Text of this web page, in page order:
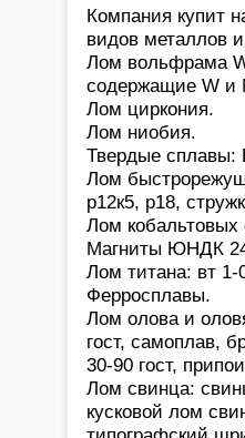
Компания купит
видов металлов
Лом вольфрама
содержащие W и
Лом циркония.
Лом ниобия.
Твердые
Лом
р12к5, р18,
Лом
Магниты ЮНДК
Лом титана: вт 1-
Ферросплавы.
Лом олова и
гост, самоплав,
30-90 гост,
Лом свинца:
кусковой лом